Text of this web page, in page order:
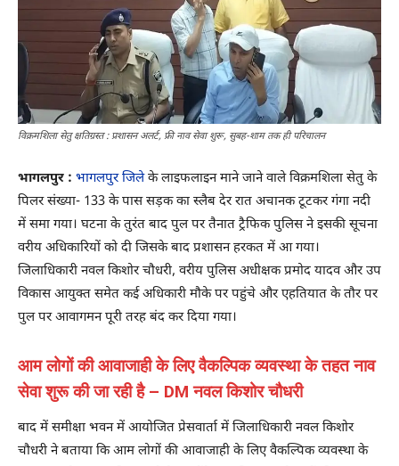
विक्रमशिला सेतु क्षतिग्रस्त : प्रशासन अलर्ट, फ्री नाव सेवा शुरू, सुबह-शाम तक ही परिचालन
भागलपुर : भागलपुर जिलेके लाइफलाइन माने जाने वाले विक्रमशिला सेतु के
पिलर संख्या- 133 के पास सड़क का स्लैब देर रात अचानक टूटकर गंगा नदी
में समा गया। घटना के तुरंत बाद पुल पर तैनात ट्रैफिक पुलिस ने इसकी सूचना
वरीय अधिकारियों को दी जिसके बाद प्रशासन हरकत में आ गया।
जिलाधिकारी नवल किशोर चौधरी, वरीय पुलिस अधीक्षक प्रमोद यादव और उप
विकास आयुक्त समेत कई अधिकारी मौके पर पहुंचे और एहतियात के तौर पर
पुल पर आवागमन पूरी तरह बंद कर दिया गया।
आम लोगों की आवाजाही के लिए वैकल्पिक व्यवस्था के तहत नाव
सेवा शुरू की जा रही है – DM नवल किशोर चौधरी
बाद में समीक्षा भवन में आयोजित प्रेसवार्ता में जिलाधिकारी नवल किशोर
चौधरी ने बताया कि आम लोगों की आवाजाही के लिए वैकल्पिक व्यवस्था के